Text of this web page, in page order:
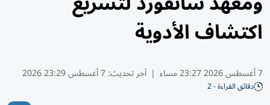
اكتشاف الأدوية
7 أغسطس 2026 23:27 مساء | آخر تحديث:7 أغسطس 23:29 2026
دقائق القراءة - 2